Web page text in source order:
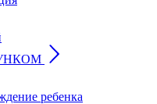
ребенка